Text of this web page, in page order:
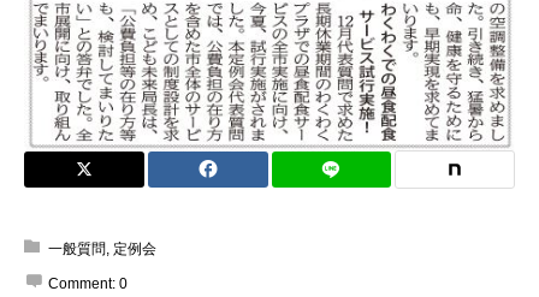
一般質問, 定例会
Comment: 0